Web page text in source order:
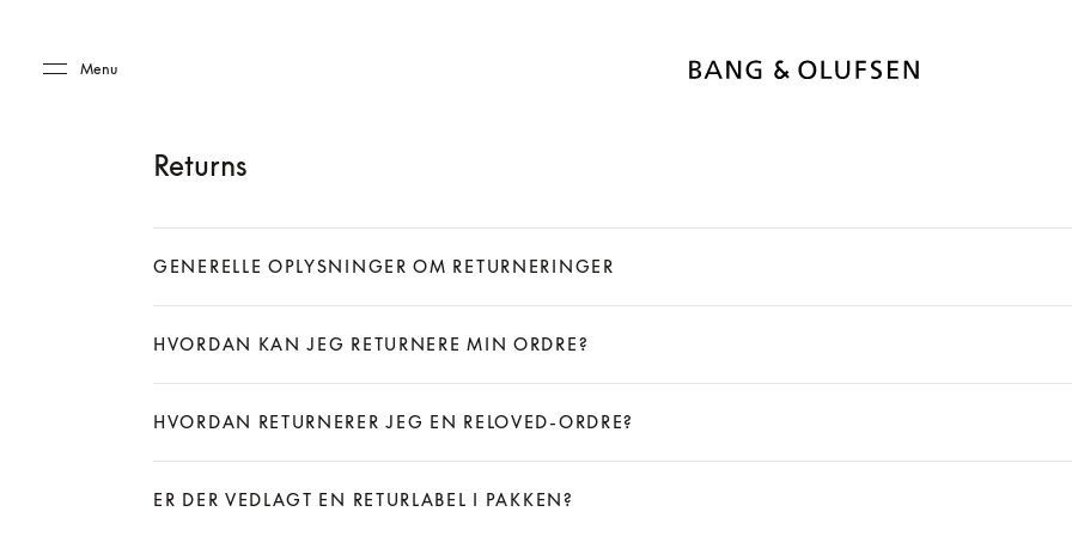
Menu
Returns
GENERELLE OPLYSNINGER OM RETURNERINGER
HVORDAN KAN JEG RETURNERE MIN ORDRE?
HVORDAN RETURNERER JEG EN RELOVED-ORDRE?
ER DER VEDLAGT EN RETURLABEL I PAKKEN?